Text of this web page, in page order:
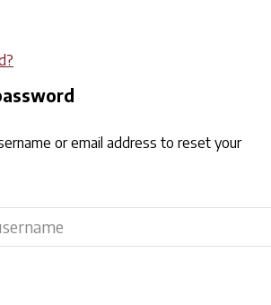
or email address to reset your